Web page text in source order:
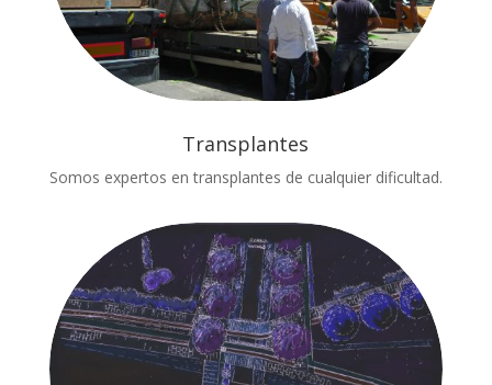
Transplantes
Somos expertos en transplantes de cualquier dificultad.